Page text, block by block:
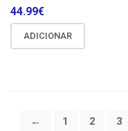
44.99€
ADICIONAR
← 1 2 3